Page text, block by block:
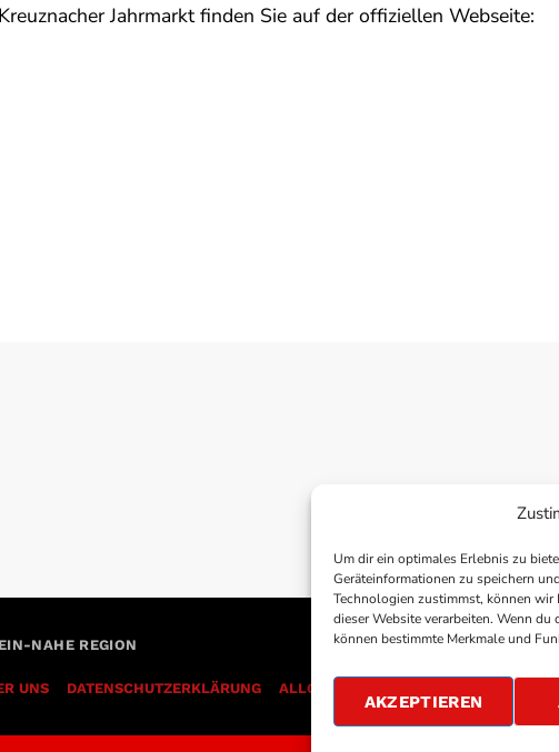
Um dir ein optimales Erlebnis zu
Geräteinformationen zu speichern
Technologien zustimmst, können wir
dieser Website verarbeiten. Wenn
können bestimmte Merkmale und
AKZEPTIEREN
Jahrmarkt finden Sie auf der offiziellen Webseite:
NAHE REGION
UNS DATENSCHUTZERKLÄRUNG